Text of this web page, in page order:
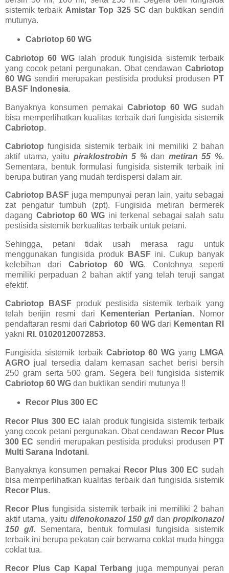
sistemik terbaik Amistar Top 325 SC dan buktikan sendiri
mutunya.
Cabriotop 60 WG
Cabriotop 60 WGialah produk fungisida sistemik terbaik
yang cocok petani pergunakan. Obat cendawan Cabriotop
60 WG sendiri merupakan pestisida produksi produsen PT
BASF Indonesia.
Banyaknya konsumen pemakai Cabriotop 60 WG sudah
bisa memperlihatkan kualitas terbaik dari fungisida sistemik
Cabriotop.
Cabriotop fungisida sistemik terbaik ini memiliki 2 bahan
aktif utama, yaitu piraklostrobin 5 %dan metiran 55 %.
Sementara, bentuk formulasi fungisida sistemik terbaik ini
berupa butiran yang mudah terdispersi dalam air.
Cabriotop BASF juga mempunyai peran lain, yaitu sebagai
zat pengatur tumbuh (zpt). Fungisida metiran bermerek
dagang Cabriotop 60 WGini terkenal sebagai salah satu
pestisida sistemik berkualitas terbaik untuk petani.
Sehingga, petani tidak usah merasa ragu untuk
menggunakan fungisida produk
BASFini. Cukup banyak
kelebihan dari Cabriotop 60 WG. Contohnya seperti
memiliki perpaduan 2 bahan aktif yang telah teruji sangat
efektif.
Cabriotop BASF produk pestisida sistemik terbaik yang
telah berijin resmi dari
Kementerian Pertanian. Nomor
pendaftaran resmi dariCabriotop 60 WGdari Kementan RI
yakni RI. 01020120072853.
Fungisida sistemik terbaik Cabriotop 60 WG yang
LMGA
AGRO jual tersedia dalam kemasan sachet berisi bersih
250 gram serta 500 gram. Segera beli fungisida sistemik
Cabriotop 60 WG dan buktikan sendiri mutunya !!
Recor Plus 300 EC
Recor Plus 300 EC ialah produk fungisida sistemik terbaik
yang cocok petani pergunakan. Obat cendawan Recor Plus
300 EC sendiri merupakan pestisida produksi produsen PT
Multi Sarana Indotani.
Banyaknya konsumen pemakai Recor Plus 300 EC sudah
bisa memperlihatkan kualitas terbaik dari fungisida sistemik
Recor Plus.
Recor Plusfungisida sistemik terbaik ini memiliki 2 bahan
aktif utama, yaitu difenokonazol 150 g/ldanpropikonazol
150 g/l. Sementara, bentuk formulasi fungisida sistemik
terbaik ini berupa pekatan cair berwarna coklat muda hingga
coklat tua.
Recor Plus Cap Kapal Terbang juga mempunyai peran